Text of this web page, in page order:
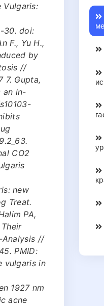
Vulgaris:
30. doi:
F., Yu H.,
by
//
7. Gupta,
an in-
CO2
new
Treat.
PA,
Analysis //
PMID:
vulgaris in
1927 nm
acne